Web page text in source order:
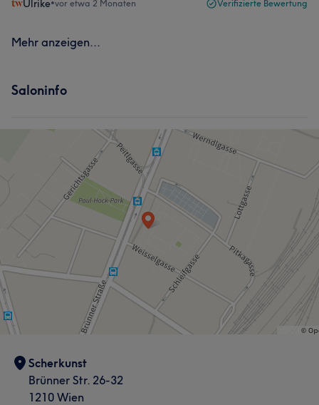
Ulrike•vor etwa 2 Monaten Verifizierte Bewertung
Mehr anzeigen...
Saloninfo
Scherkunst
Brünner Str. 26-32
1210 Wien